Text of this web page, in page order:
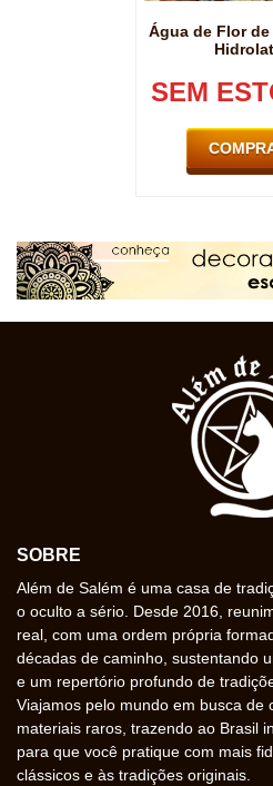
Água de Flor
SEM
SOBRE
Além de Salém é uma casa de
o oculto a sério. Desde 2016,
real, com uma ordem própria
décadas de caminho, sustentando
e um repertório profundo de
Viajamos pelo mundo em busca de
materiais raros, trazendo ao Brasil
para que você pratique com mais
clássicos e às tradições originais.